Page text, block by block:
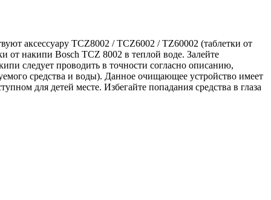
аксессуару TCZ8002 / TCZ6002 / TZ60002 (таблетки от
от накипи Bosch TCZ 8002 в теплой воде. Залейте
следует проводить в точности согласно описанию,
средства и воды). Данное очищающее устройство имеет
для детей месте. Избегайте попадания средства в глаза